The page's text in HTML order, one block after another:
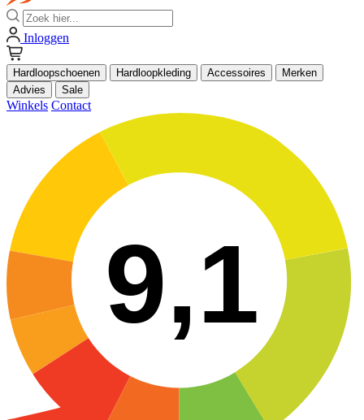
Zoek
Inloggen
Hardloopschoenen Hardloopkleding Accessoires
Merken
Advies
Sale
Winkels Contact
9,1